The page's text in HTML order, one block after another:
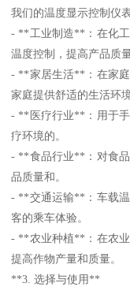
我们的温度显示控制仪
- **工业制造**：在化
温度控制，提高产品质
- **家居生活**：在家
家庭提供舒适的生活环境
- **医疗行业**：用于
疗环境的。
- **食品行业**：对食
品质量和。
- **交通运输**：车载
客的乘车体验。
- **农业种植**：在农
提高作物产量和质量。
**3. 选择与使用**